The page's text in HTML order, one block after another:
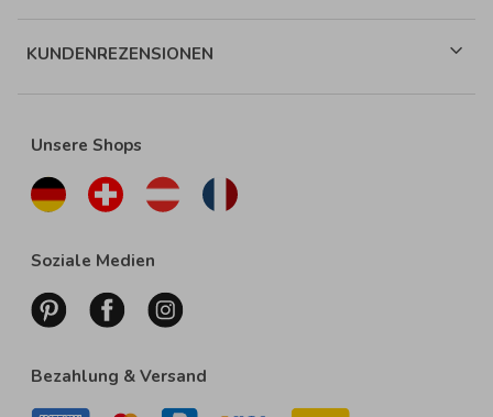
KUNDENREZENSIONEN
Unsere Shops
Soziale Medien
Bezahlung & Versand